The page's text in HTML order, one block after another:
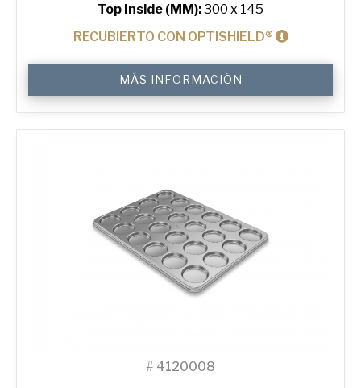
Top Inside (MM):300 x 145
RECUBIERTO CON OPTISHIELD®
Premium
Wide
Tin
MÁS INFORMACIÓN
# 4120008